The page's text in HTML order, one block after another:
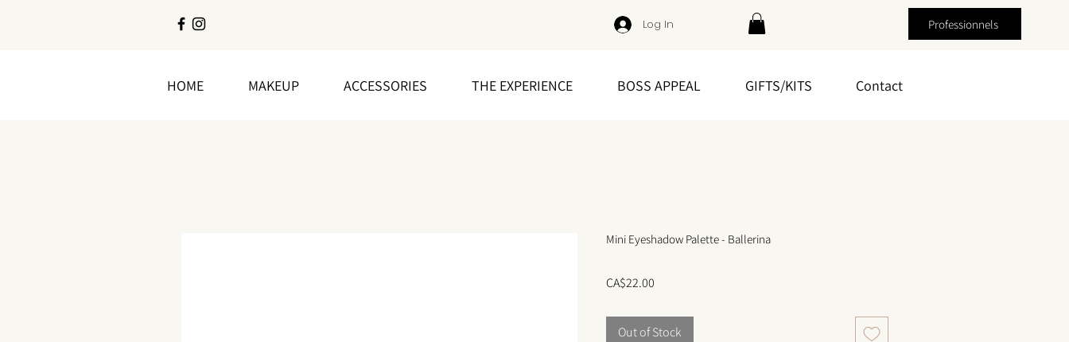
Professionnels
Log In
HOME MAKEUP ACCESSORIES THE EXPERIENCE BOSS APPEAL GIFTS/KITS Contact
Mini Eyeshadow Palette - Ballerina
CA$22.00
Out of Stock